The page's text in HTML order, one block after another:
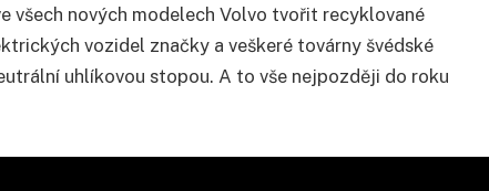
všech nových modelech Volvo tvořit recyklované
vozidel značky a veškeré továrny švédské
uhlíkovou stopou. A to vše nejpozději do roku